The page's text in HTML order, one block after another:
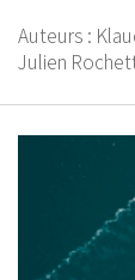
Auteurs :
Julien